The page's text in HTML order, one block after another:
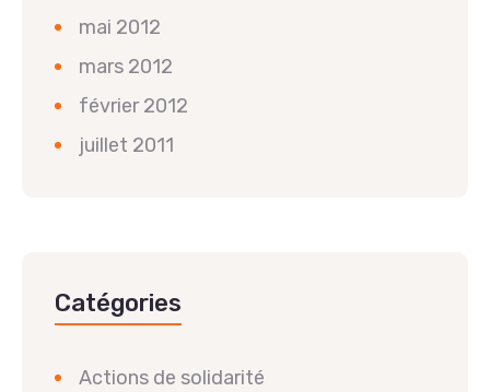
mai 2012
mars 2012
février 2012
juillet 2011
Catégories
Actions de solidarité